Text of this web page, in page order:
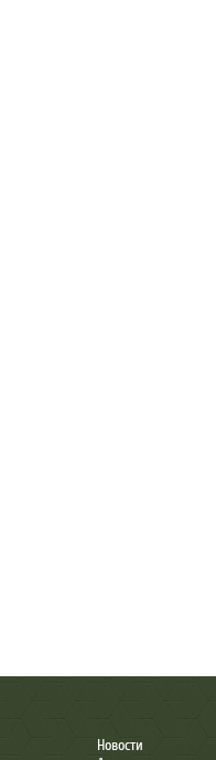
Новости